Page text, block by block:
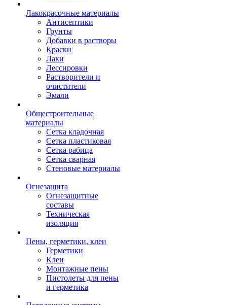
Лакокрасочные материалы
Антисептики
Грунты
Добавки в растворы
Краски
Лаки
Лессировки
Растворители и
очистители
Эмали
Общестроительные
материалы
Сетка кладочная
Сетка пластиковая
Сетка рабица
Сетка сварная
Стеновые материалы
Огнезащита
Огнезащитные
составы
Техническая
изоляция
Пены, герметики, клеи
Герметики
Клеи
Монтажные пены
Пистолеты для пены
и герметика